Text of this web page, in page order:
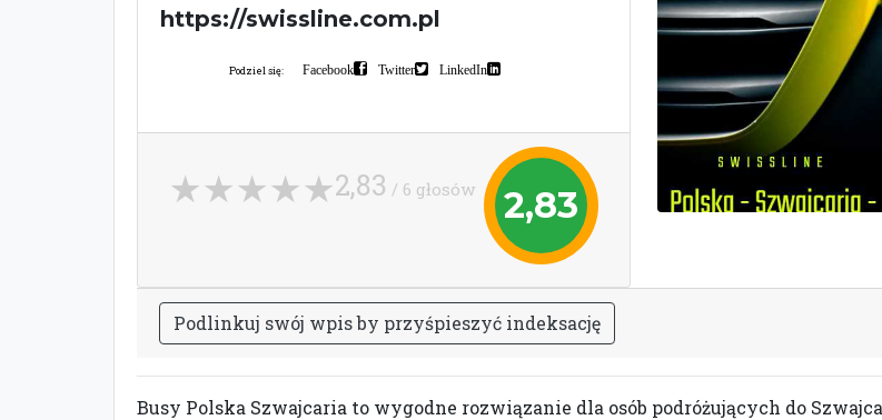
https://swissline.com.pl
Podziel się: Facebook Twitter LinkedIn
2,83
2,83 / 6 głosów
Podlinkuj swój wpisby przyśpieszyć indeksację
Busy Polska Szwajcaria to wygodne rozwiązanie dla osób podróżujących do